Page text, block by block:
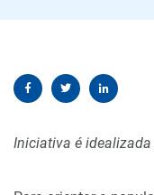
Iniciativa é idealizada